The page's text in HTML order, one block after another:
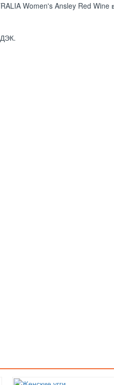
Women's Ansley Red Wine